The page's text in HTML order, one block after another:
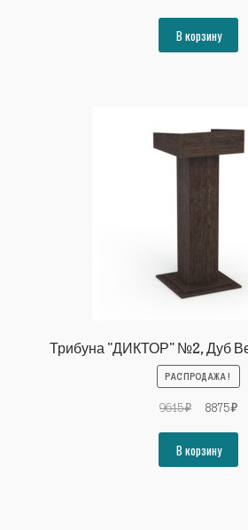
8116₽.
В корзину
Трибуна "ДИКТОР" №2, Дуб
РАСПРОДАЖА!
9615₽
9615₽.
8875₽
В корзину